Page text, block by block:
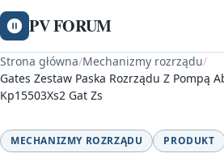
PV FORUM
Strona główna/Mechanizmy rozrządu/
Gates Zestaw Paska Rozrządu Z Pompą
Kp15503Xs2 Gat Zs
MECHANIZMY ROZRZĄDU PRODUKT